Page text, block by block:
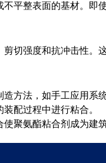
平整表面的基材。即
切强度和抗冲击性。
方法，如手工应用
配过程中进行粘合。
聚氨酯粘合剂成为建